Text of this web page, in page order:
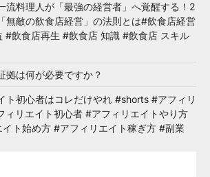
流料理人が「最強の経営者」へ覚醒する！2
無敵の飲食店経営」の法則とは#飲食店経営
#飲食店再生 #飲食店 知識 #飲食店 スキル
拠は何が必要ですか？
ト初心者はコレだけやれ #shorts #アフィリ
ィリエイト初心者 #アフィリエイトやり方
ト始め方 #アフィリエイト稼ぎ方 #副業